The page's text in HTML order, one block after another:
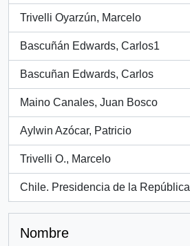
Trivelli Oyarzún, Marcelo
, 1030 resultados
Bascuñán Edwards, Carlos1
, 712 resultados
Bascuñan Edwards, Carlos
, 525 resultados
Maino Canales, Juan Bosco
, 444 resultados
Aylwin Azócar, Patricio
, 397 resultados
Trivelli O., Marcelo
, 373 resultados
Chile. Presidencia de la República
, 370 resultados
Nombre